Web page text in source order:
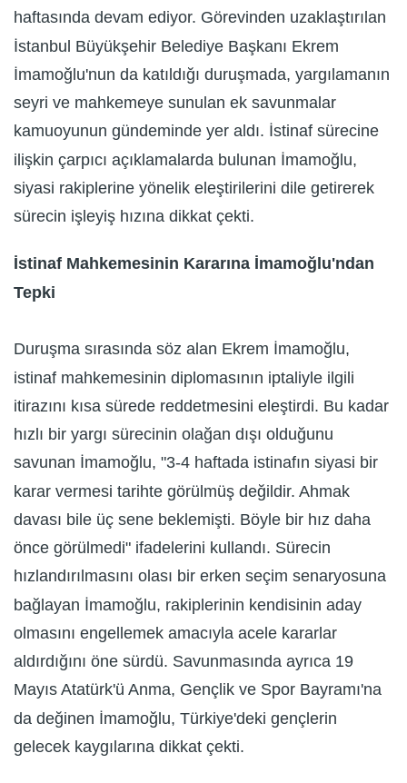
haftasında devam ediyor. Görevinden uzaklaştırılan
İstanbul Büyükşehir Belediye Başkanı Ekrem
İmamoğlu'nun da katıldığı duruşmada, yargılamanın
seyri ve mahkemeye sunulan ek savunmalar
kamuoyunun gündeminde yer aldı. İstinaf sürecine
ilişkin çarpıcı açıklamalarda bulunan İmamoğlu,
siyasi rakiplerine yönelik eleştirilerini dile getirerek
sürecin işleyiş hızına dikkat çekti.
İstinaf Mahkemesinin Kararına İmamoğlu'ndan
Tepki
Duruşma sırasında söz alan Ekrem İmamoğlu,
istinaf mahkemesinin diplomasının iptaliyle ilgili
itirazını kısa sürede reddetmesini eleştirdi. Bu kadar
hızlı bir yargı sürecinin olağan dışı olduğunu
savunan İmamoğlu, "3-4 haftada istinafın siyasi bir
karar vermesi tarihte görülmüş değildir. Ahmak
davası bile üç sene beklemişti. Böyle bir hız daha
önce görülmedi" ifadelerini kullandı. Sürecin
hızlandırılmasını olası bir erken seçim senaryosuna
bağlayan İmamoğlu, rakiplerinin kendisinin aday
olmasını engellemek amacıyla acele kararlar
aldırdığını öne sürdü. Savunmasında ayrıca 19
Mayıs Atatürk'ü Anma, Gençlik ve Spor Bayramı'na
da değinen İmamoğlu, Türkiye'deki gençlerin
gelecek kaygılarına dikkat çekti.